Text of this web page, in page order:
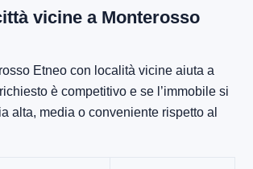
vicine a Monterosso
Etneo con località vicine aiuta a
è competitivo e se l’immobile si
alta, media o conveniente rispetto al